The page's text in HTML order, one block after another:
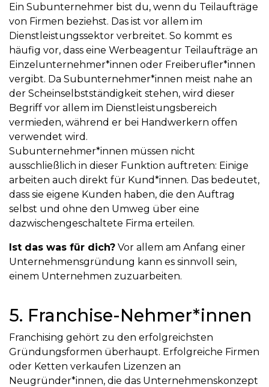
Ein Subunternehmer bist du, wenn du Teilaufträge
von Firmen beziehst. Das ist vor allem im
Dienstleistungssektor verbreitet. So kommt es
häufig vor, dass eine Werbeagentur Teilaufträge an
Einzelunternehmer*innen oder Freiberufler*innen
vergibt. Da Subunternehmer*innen meist nahe an
der Scheinselbstständigkeit stehen, wird dieser
Begriff vor allem im Dienstleistungsbereich
vermieden, während er bei Handwerkern offen
verwendet wird.
Subunternehmer*innen müssen nicht
ausschließlich in dieser Funktion auftreten: Einige
arbeiten auch direkt für Kund*innen. Das bedeutet,
dass sie eigene Kunden haben, die den Auftrag
selbst und ohne den Umweg über eine
dazwischengeschaltete Firma erteilen.
Ist das was für dich? Vor allem am Anfang einer
Unternehmensgründung kann es sinnvoll sein,
einem Unternehmen zuzuarbeiten.
5. Franchise-Nehmer*innen
Franchising gehört zu den erfolgreichsten
Gründungsformen überhaupt. Erfolgreiche Firmen
oder Ketten verkaufen Lizenzen an
Neugründer*innen, die das Unternehmenskonzept